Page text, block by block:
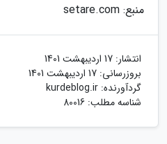
منبع: setare.com
انتشار: 17 اردیبهشت 1401
بروزرسانی: 17 اردیبهشت 1401
گردآورنده: kurdeblog.ir
شناسه مطلب: 80016